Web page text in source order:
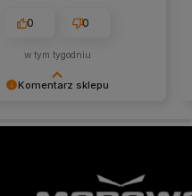
Komentarz sklepu
trafiła w Twoje gusta. Mamy
0 0
w tym tygodniu